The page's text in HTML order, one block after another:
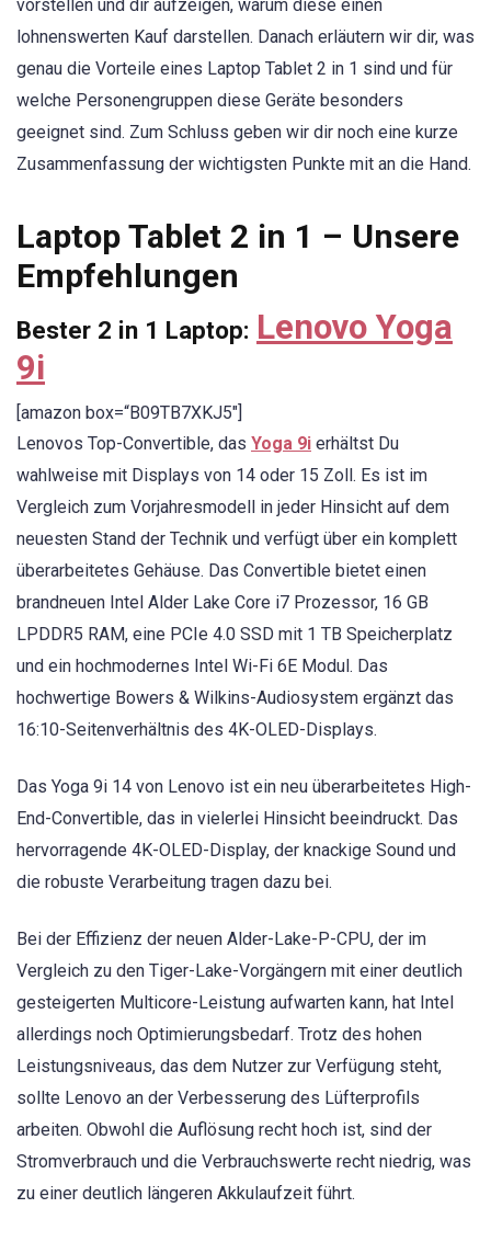
vorstellen und dir aufzeigen, warum diese einen
lohnenswerten Kauf darstellen. Danach erläutern wir dir, was
genau die Vorteile eines Laptop Tablet 2 in 1 sind und für
welche Personengruppen diese Geräte besonders
geeignet sind. Zum Schluss geben wir dir noch eine kurze
Zusammenfassung der wichtigsten Punkte mit an die Hand.
Laptop Tablet 2 in 1 – Unsere
Empfehlungen
Bester 2 in 1 Laptop: Lenovo Yoga
9i
[amazon box=“B09TB7XKJ5″]
Lenovos Top-Convertible, das Yoga 9i erhältst Du
wahlweise mit Displays von 14 oder 15 Zoll. Es ist im
Vergleich zum Vorjahresmodell in jeder Hinsicht auf dem
neuesten Stand der Technik und verfügt über ein komplett
überarbeitetes Gehäuse. Das Convertible bietet einen
brandneuen Intel Alder Lake Core i7 Prozessor, 16 GB
LPDDR5 RAM, eine PCIe 4.0 SSD mit 1 TB Speicherplatz
und ein hochmodernes Intel Wi-Fi 6E Modul. Das
hochwertige Bowers & Wilkins-Audiosystem ergänzt das
16:10-Seitenverhältnis des 4K-OLED-Displays.
Das Yoga 9i 14 von Lenovo ist ein neu überarbeitetes High-
End-Convertible, das in vielerlei Hinsicht beeindruckt. Das
hervorragende 4K-OLED-Display, der knackige Sound und
die robuste Verarbeitung tragen dazu bei.
Bei der Effizienz der neuen Alder-Lake-P-CPU, der im
Vergleich zu den Tiger-Lake-Vorgängern mit einer deutlich
gesteigerten Multicore-Leistung aufwarten kann, hat Intel
allerdings noch Optimierungsbedarf. Trotz des hohen
Leistungsniveaus, das dem Nutzer zur Verfügung steht,
sollte Lenovo an der Verbesserung des Lüfterprofils
arbeiten. Obwohl die Auflösung recht hoch ist, sind der
Stromverbrauch und die Verbrauchswerte recht niedrig, was
zu einer deutlich längeren Akkulaufzeit führt.